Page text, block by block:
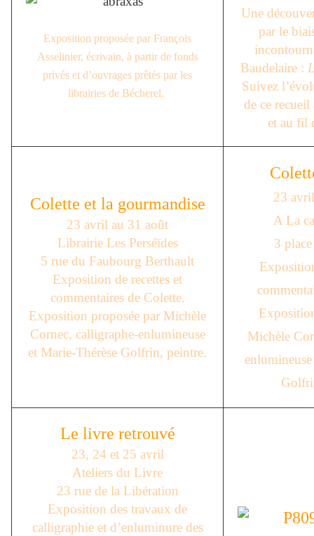
Exposition proposée par François
Asselinier, écrivain, à partir de fonds
privés et d’ouvrages prêtés par les
librairies de Bécherel.
Une
par le
Baudelaire :
Suivez
de ce recueil
et au fil
Colette et la gourmandise
23 avril au 31 août
Librairie Les Perséïdes
5 rue du Faubourg Berthault
Exposition de recettes et
commentaires de Colette.
Exposition proposée par Michèle
Cornec, calligraphe-enlumineuse
et Marie-Thérèse Golfrin, peintre.
23
A La
3
Michèle
Le livre retrouvé
23, 24 et 25 avril
Ateliers du Livre
23 rue de la Libération
Exposition des travaux de
calligraphie et d’enluminure des